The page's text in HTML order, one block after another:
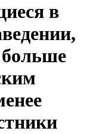
в